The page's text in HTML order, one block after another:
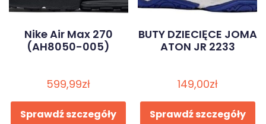
Nike Air Max 270
(AH8050-005)
599,99zł
Sprawdź szczegóły
BUTY DZIECIĘCE JOMA
ATON JR 2233
149,00zł
Sprawdź szczegóły